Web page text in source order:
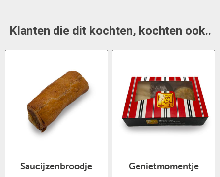
Klanten die dit kochten, kochten ook..
Saucijzenbroodje Genietmomentje